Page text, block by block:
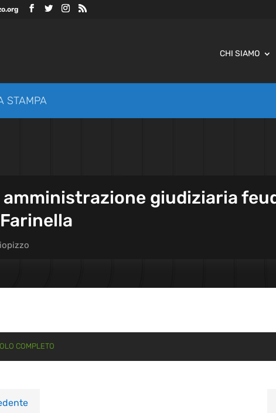
CHI SIAMO
STAMPA
amministrazione giudiziaria
COMPLETO